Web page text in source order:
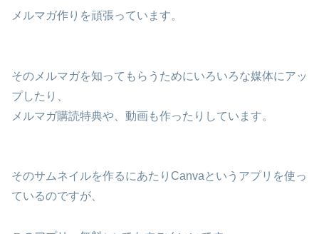
メルマガ作りを頑張っています。
そのメルマガを知ってもらうためにいろいろな媒体にアッ
プしたり、
メルマガ購読特典や、動画も作ったりしています。
そのサムネイルを作るにあたりCanvaというアプリを使っ
ているのですが、